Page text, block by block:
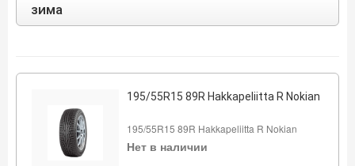
зима
195/55R15 89R Hakkapeliitta R Nokian
195/55R15 89R Hakkapeliitta R Nokian
Нет в наличии